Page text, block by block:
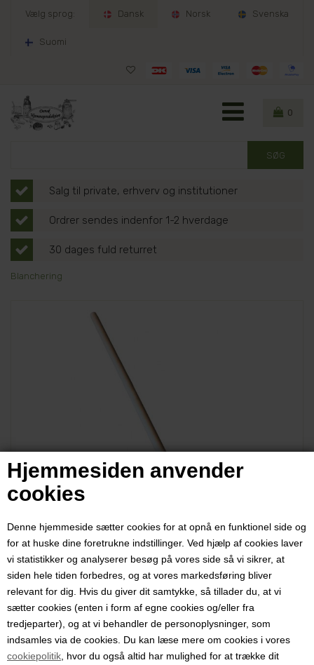
Hjemmesiden anvender
cookies
Denne hjemmeside sætter cookies for at opnå en funktionel side og
for at huske dine foretrukne indstillinger. Ved hjælp af cookies laver
vi statistikker og analyserer besøg på vores side så vi sikrer, at
siden hele tiden forbedres, og at vores markedsføring bliver
relevant for dig. Hvis du giver dit samtykke, så tillader du, at vi
sætter cookies (enten i form af egne cookies og/eller fra
tredjeparter), og at vi behandler de personoplysninger, som
indsamles via de cookies. Du kan læse mere om cookies i vores
cookiepolitik , hvor du også altid har mulighed for at trække dit
Vælg sprog: Dansk Norsk Svenska
Suomi
0
Salg til private, erhverv og institutioner
Ordrer sendes indenfor 1-2 hverdage
30 dages fuld returret
Blanchering
XL røreske i træ, 70 cm
Varenummer: 1291